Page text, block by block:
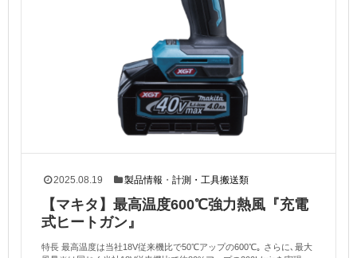
2025.08.19 製品情報 ・計測・工具搬送類
【マキタ】最高温度600℃強力熱風『充電
式ヒートガン』
特長 最高温度は当社18V従来機比で50℃アップの600℃｡ さらに､最大